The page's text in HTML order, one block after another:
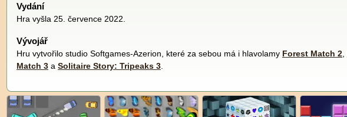
Vydání
Hra vyšla 25. července 2022.
Vývojář
Hru vytvořilo studio Softgames-Azerion, které za sebou má i hlavolamy Forest Match 2
Match 3 a Solitaire Story: Tripeaks 3